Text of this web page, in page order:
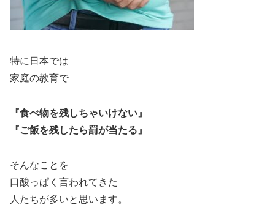
特に日本では
家庭の教育で
『食べ物を残しちゃいけない』
『ご飯を残したら罰が当たる』
そんなことを
口酸っぱく言われてきた
人たちが多いと思います。